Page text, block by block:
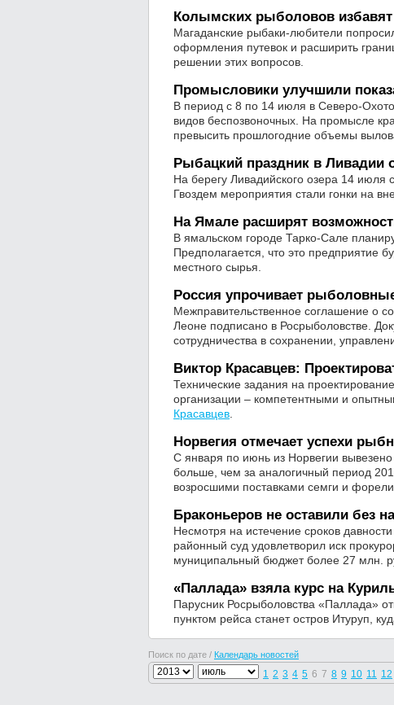
Колымских рыболовов
Магаданские рыбаки-любители
оформления путевок и расширить
решении этих вопросов.
Промысловики улучшили
В период с 8 по 14 июля в Северо-
видов беспозвоночных. На промысле
превысить прошлогодние объемы
Рыбацкий праздник в Ливадии
На берегу Ливадийского озера 14 июля
Гвоздем мероприятия стали гонки на
На Ямале расширят
В ямальском городе Тарко-Сале
Предполагается, что это предприятие
местного сырья.
Россия упрочивает
Межправительственное соглашение о
Леоне подписано в Росрыболовстве.
сотрудничества в сохранении,
Виктор Красавцев:
Технические задания на
организации – компетентными и
Красавцев
Норвегия отмечает успехи
С января по июнь из Норвегии
больше, чем за аналогичный период
возросшими поставками семги и
Браконьеров не оставили без
Несмотря на истечение сроков
районный суд удовлетворил иск
муниципальный бюджет более 27 млн.
«Паллада» взяла курс на
Парусник Росрыболовства «Паллада»
пунктом рейса станет остров Итуруп,
Поиск по дате / Календарь новостей
1 2 3 4 5 6 7 8 9 10 11 12